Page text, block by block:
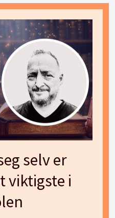
selv er
viktigste i